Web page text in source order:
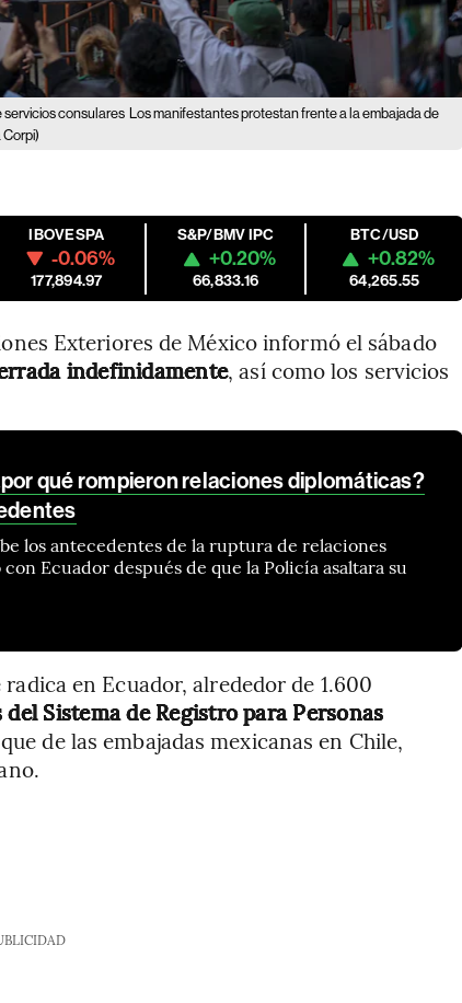
servicios consulares Los manifestantes protestan frente a la embajada de
IBOVESPA
-0.06%
177,894.97
S&P/BMV IPC
+0.20%
66,833.16
BTC/USD
+0.82%
64,265.55
Exteriores de México informó el sábado
indefinidamente, así como los servicios
qué rompieron relaciones diplomáticas?
los antecedentes de la ruptura de relaciones
Ecuador después de que la Policía asaltara su
en Ecuador, alrededor de 1.600
Sistema de Registro para Personas
de las embajadas mexicanas en Chile,